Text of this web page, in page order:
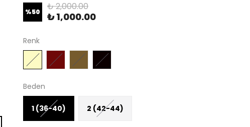
%50 ₺ 2,000.00
₺ 1,000.00
Renk
Beden
1 (36-40) 2 (42-44)